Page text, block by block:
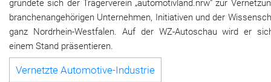
gründete sich der Trägerverein „automotivland.nrw" zur
branchenangehörigen Unternehmen, Initiativen und der
ganz Nordrhein-Westfalen. Auf der WZ-Autoschau wird er
einem Stand präsentieren.
Vernetzte Automotive-Industrie